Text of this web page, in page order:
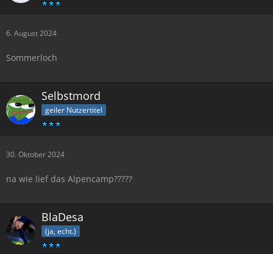
6. August 2024
Sommerloch
Selbstmord
geiler Nutzertitel
30. Oktober 2024
na wie lief das Alpencamp?????
BlaDesa
(ja, echt.)